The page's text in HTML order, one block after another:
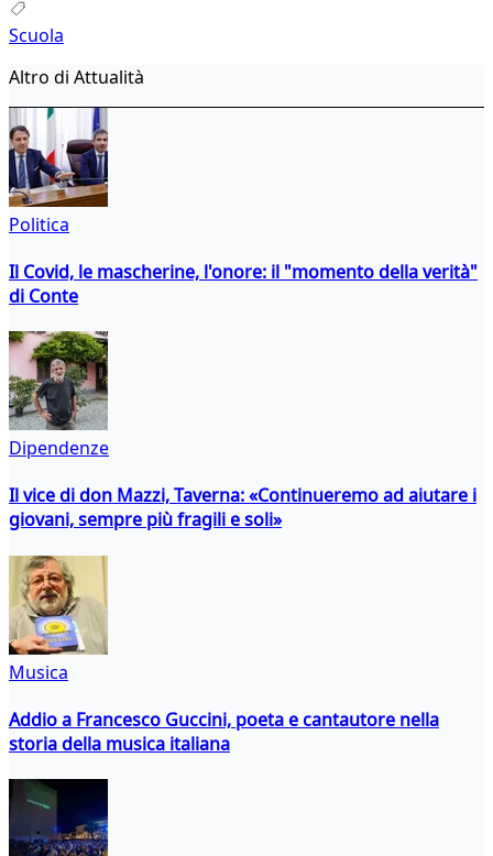
Scuola
Altro di Attualità
Politica
Il Covid, le mascherine, l'onore: il "momento della verità"
di Conte
Dipendenze
Il vice di don Mazzi, Taverna: «Continueremo ad aiutare i
giovani, sempre più fragili e soli»
Musica
Addio a Francesco Guccini, poeta e cantautore nella
storia della musica italiana